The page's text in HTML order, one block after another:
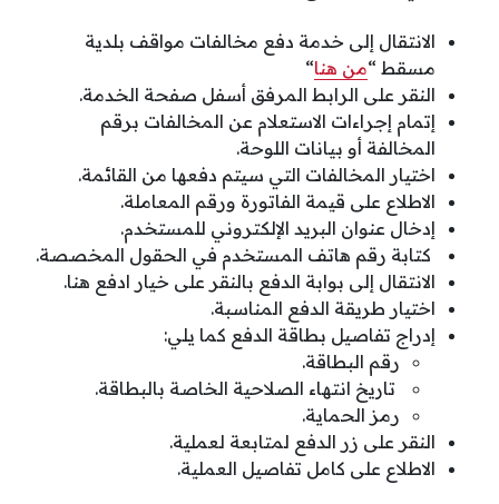
الانتقال إلى خدمة دفع مخالفات مواقف بلدية
مسقط “من هنا“
النقر على الرابط المرفق أسفل صفحة الخدمة.
إتمام إجراءات الاستعلام عن المخالفات برقم
المخالفة أو بيانات اللوحة.
اختيار المخالفات التي سيتم دفعها من القائمة.
الاطلاع على قيمة الفاتورة ورقم المعاملة.
إدخال عنوان البريد الإلكتروني للمستخدم.
كتابة رقم هاتف المستخدم في الحقول المخصصة.
الانتقال إلى بوابة الدفع بالنقر على خيار ادفع هنا.
اختيار طريقة الدفع المناسبة.
إدراج تفاصيل بطاقة الدفع كما يلي:
رقم البطاقة.
تاريخ انتهاء الصلاحية الخاصة بالبطاقة.
رمز الحماية.
النقر على زر الدفع لمتابعة لعملية.
الاطلاع على كامل تفاصيل العملية.